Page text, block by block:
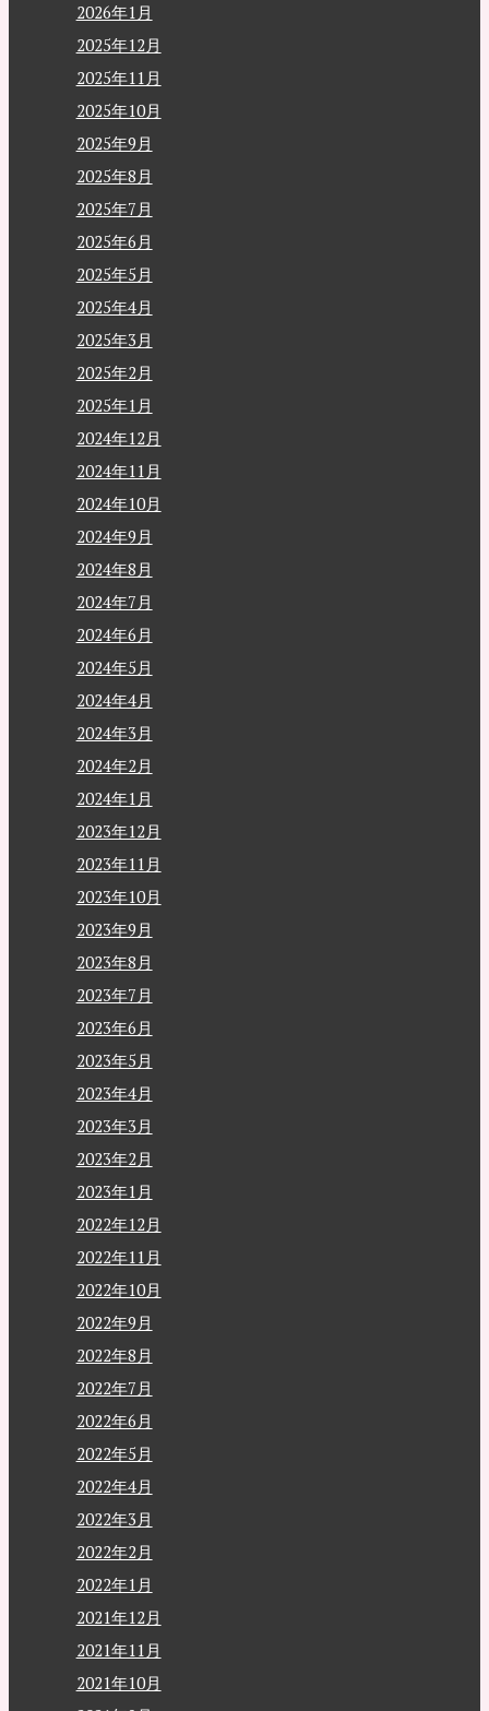
2026年1月
2025年12月
2025年11月
2025年10月
2025年9月
2025年8月
2025年7月
2025年6月
2025年5月
2025年4月
2025年3月
2025年2月
2025年1月
2024年12月
2024年11月
2024年10月
2024年9月
2024年8月
2024年7月
2024年6月
2024年5月
2024年4月
2024年3月
2024年2月
2024年1月
2023年12月
2023年11月
2023年10月
2023年9月
2023年8月
2023年7月
2023年6月
2023年5月
2023年4月
2023年3月
2023年2月
2023年1月
2022年12月
2022年11月
2022年10月
2022年9月
2022年8月
2022年7月
2022年6月
2022年5月
2022年4月
2022年3月
2022年2月
2022年1月
2021年12月
2021年11月
2021年10月